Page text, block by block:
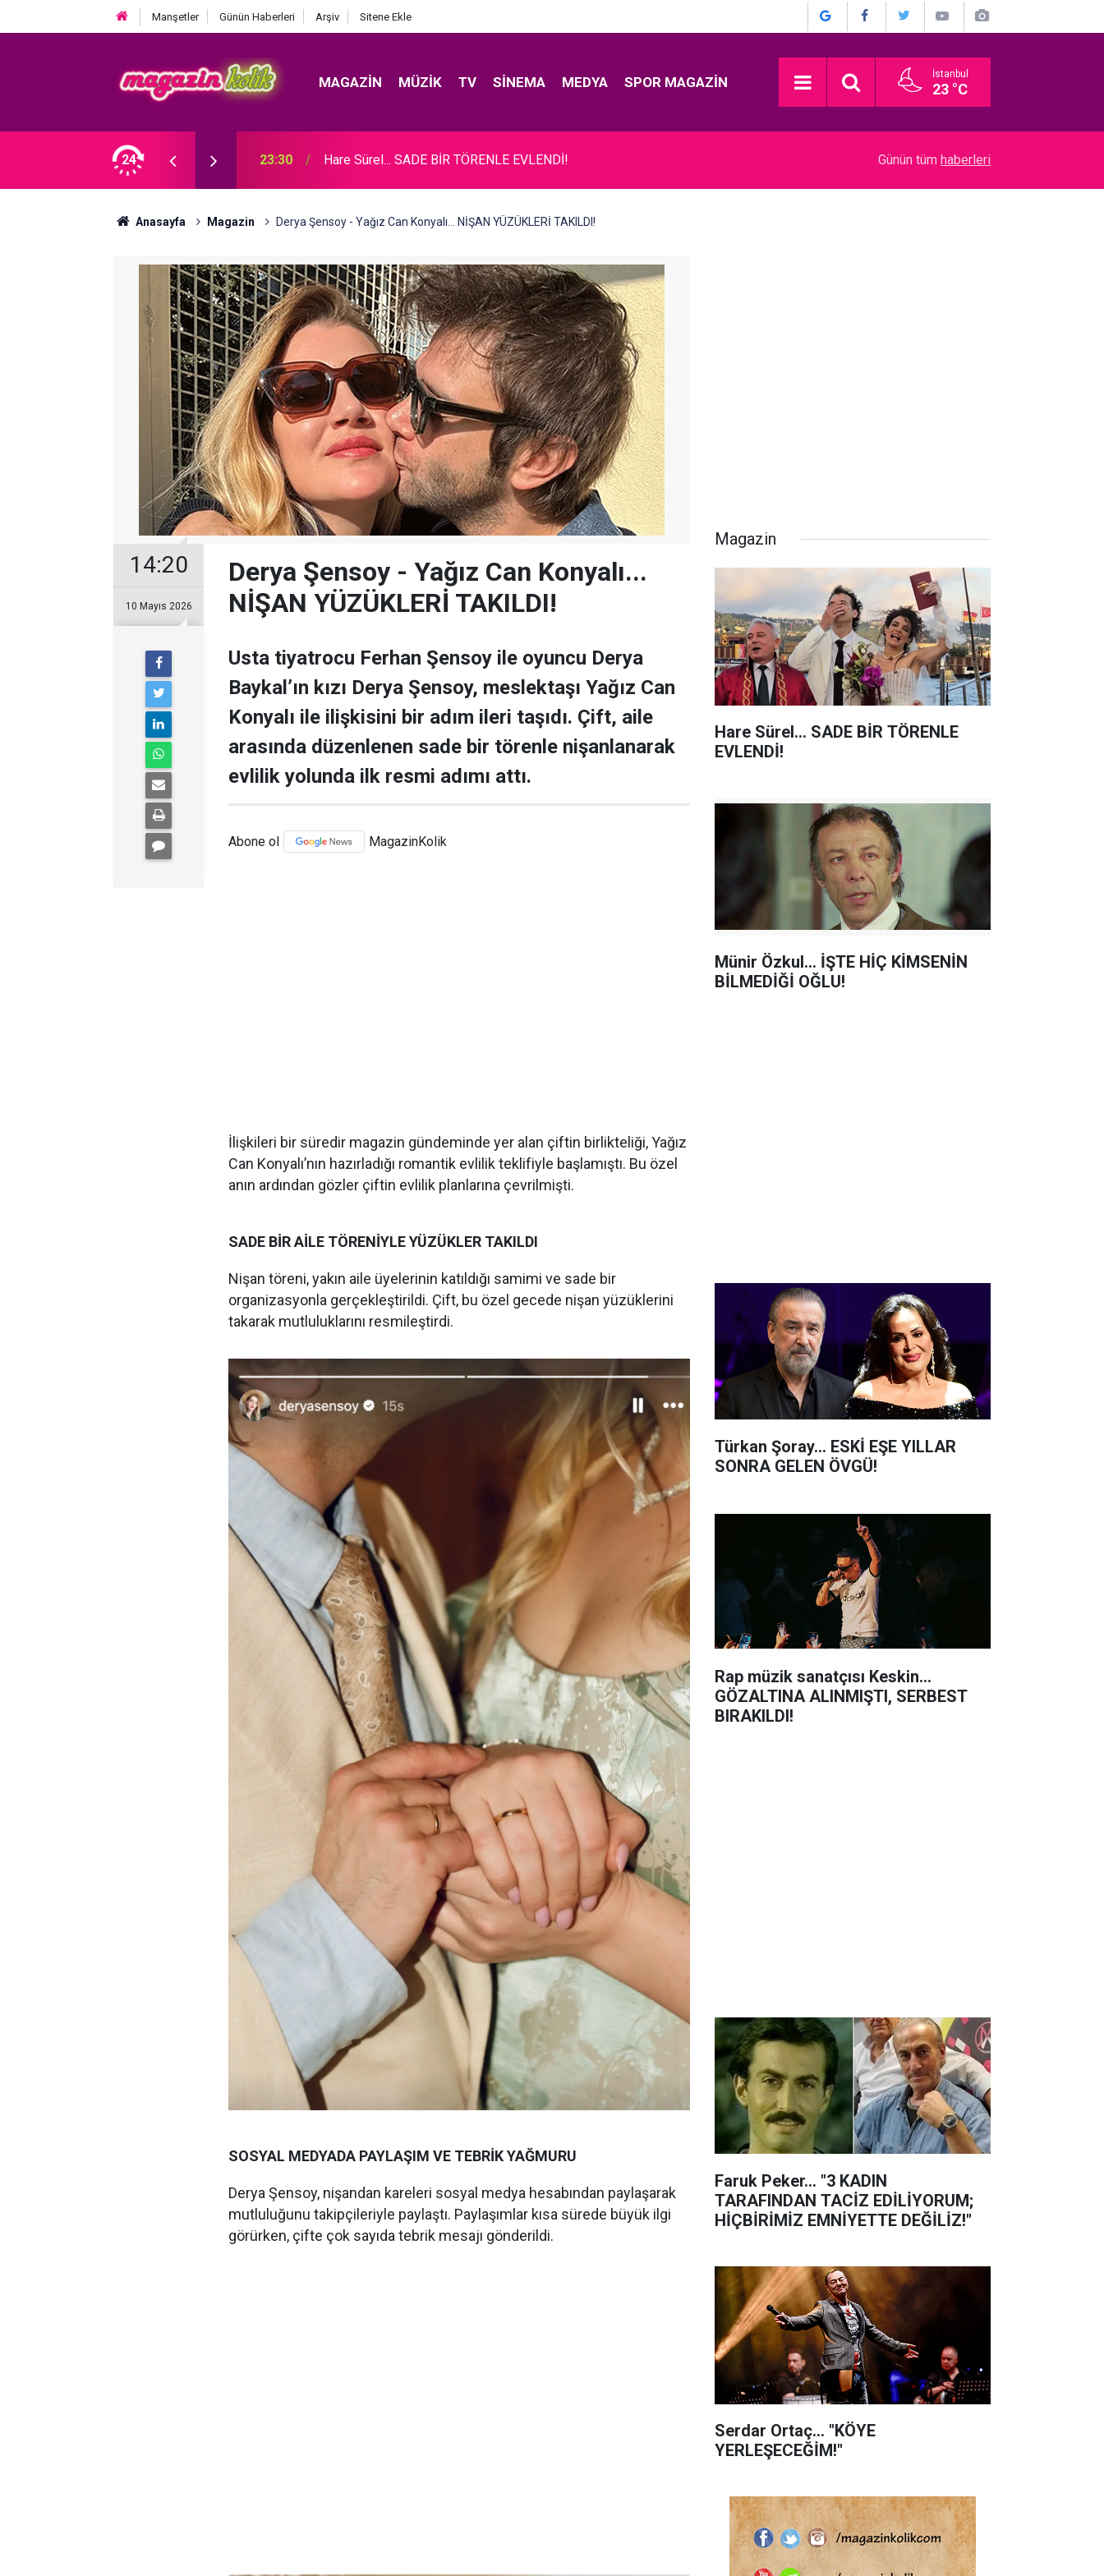
Manşetler Günün Haberleri Arşiv Sitene Ekle
MAGAZIN MÜZIK TV SINEMA MEDYA SPOR MAGAZIN İstanbul
23 °C
24
Bayraşa... SÜRPRİZ İŞ BİRLİĞİ! 23:30 Hare Sürel... SADE BİR TÖRENLE EVLENDİ! Münir Özkul... İŞTE HİÇ KİMSENİN BİLMEDİĞİ
Günün tüm haberleri
Anasayfa Magazin Derya Şensoy - Yağız Can Konyalı... NİŞAN YÜZÜKLERİ TAKILDI!
14:20
10 Mayıs 2026
Derya Şensoy - Yağız Can Konyalı...
NİŞAN YÜZÜKLERİ TAKILDI!
Usta tiyatrocu Ferhan Şensoy ile oyuncu Derya
Baykal’ın kızı Derya Şensoy, meslektaşı Yağız Can
Konyalı ile ilişkisini bir adım ileri taşıdı. Çift, aile
arasında düzenlenen sade bir törenle nişanlanarak
evlilik yolunda ilk resmi adımı attı.
Abone ol MagazinKolik
İlişkileri bir süredir magazin gündeminde yer alan çiftin birlikteliği, Yağız
Can Konyalı’nın hazırladığı romantik evlilik teklifiyle başlamıştı. Bu özel
anın ardından gözler çiftin evlilik planlarına çevrilmişti.
SADE BİR AİLE TÖRENİYLE YÜZÜKLER TAKILDI
Nişan töreni, yakın aile üyelerinin katıldığı samimi ve sade bir
organizasyonla gerçekleştirildi. Çift, bu özel gecede nişan yüzüklerini
takarak mutluluklarını resmileştirdi.
SOSYAL MEDYADA PAYLAŞIM VE TEBRİK YAĞMURU
Derya Şensoy, nişandan kareleri sosyal medya hesabından paylaşarak
mutluluğunu takipçileriyle paylaştı. Paylaşımlar kısa sürede büyük ilgi
görürken, çifte çok sayıda tebrik mesajı gönderildi.
Magazin
Hare Sürel... SADE BİR TÖRENLE
EVLENDİ!
Münir Özkul... İŞTE HİÇ KİMSENİN
BİLMEDİĞİ OĞLU!
Türkan Şoray... ESKİ EŞE YILLAR
SONRA GELEN ÖVGÜ!
Rap müzik sanatçısı Keskin...
GÖZALTINA ALINMIŞTI, SERBEST
BIRAKILDI!
Faruk Peker... "3 KADIN
TARAFINDAN TACİZ EDİLİYORUM;
HİÇBİRİMİZ EMNİYETTE DEĞİLİZ!"
Serdar Ortaç... "KÖYE
YERLEŞECEĞİM!"